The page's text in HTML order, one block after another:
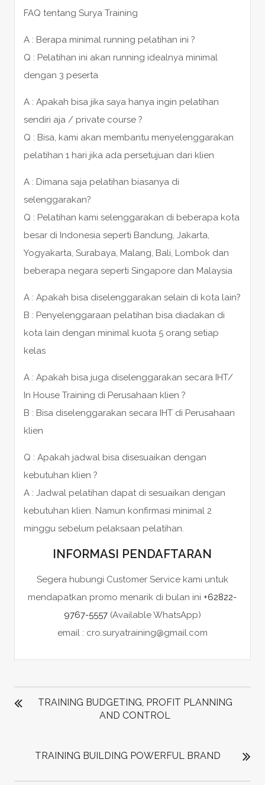
FAQ tentang Surya Training
A : Berapa minimal running pelatihan ini ?
Q : Pelatihan ini akan running idealnya minimal
dengan 3 peserta
A : Apakah bisa jika saya hanya ingin pelatihan
sendiri aja / private course ?
Q : Bisa, kami akan membantu menyelenggarakan
pelatihan 1 hari jika ada persetujuan dari klien
A : Dimana saja pelatihan biasanya di
selenggarakan?
Q : Pelatihan kami selenggarakan di beberapa kota
besar di Indonesia seperti Bandung, Jakarta,
Yogyakarta, Surabaya, Malang, Bali, Lombok dan
beberapa negara seperti Singapore dan Malaysia
A : Apakah bisa diselenggarakan selain di kota lain?
B : Penyelenggaraan pelatihan bisa diadakan di
kota lain dengan minimal kuota 5 orang setiap
kelas
A : Apakah bisa juga diselenggarakan secara IHT/
In House Training di Perusahaan klien ?
B : Bisa diselenggarakan secara IHT di Perusahaan
klien
Q : Apakah jadwal bisa disesuaikan dengan
kebutuhan klien ?
A : Jadwal pelatihan dapat di sesuaikan dengan
kebutuhan klien. Namun konfirmasi minimal 2
minggu sebelum pelaksaan pelatihan.
INFORMASI PENDAFTARAN
Segera hubungi Customer Service kami untuk
mendapatkan promo menarik di bulan ini +62822-
9767-5557(Available WhatsApp)
email : cro.suryatraining@gmail.com
POST
NAVIGATION
TRAINING BUDGETING, PROFIT PLANNING
AND CONTROL
TRAINING BUILDING POWERFUL BRAND